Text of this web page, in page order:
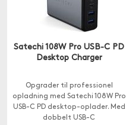
Satechi 108W Pro USB-C PD
Desktop Charger
Opgrader til professionel
opladning med Satechi 108W Pro
USB-C PD desktop-oplader. Med
dobbelt USB-C